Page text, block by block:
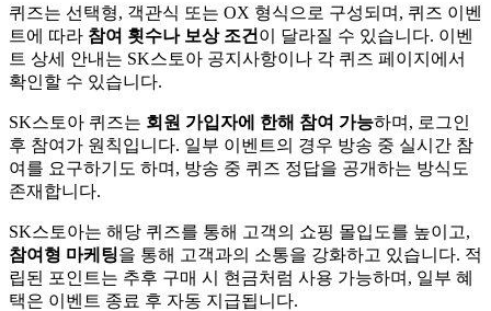
퀴즈는 선택형, 객관식 또는 OX 형식으로 구성되며, 퀴즈 이벤
트에 따라 참여 횟수나 보상 조건 이 달라질 수 있습니다. 이벤
트 상세 안내는 SK스토아 공지사항이나 각 퀴즈 페이지에서
확인할 수 있습니다.
SK스토아 퀴즈는 회원 가입자에 한해 참여 가능하며, 로그인
후 참여가 원칙입니다. 일부 이벤트의 경우 방송 중 실시간 참
여를 요구하기도 하며, 방송 중 퀴즈 정답을 공개하는 방식도
존재합니다.
SK스토아는 해당 퀴즈를 통해 고객의 쇼핑 몰입도를 높이고,
참여형 마케팅을 통해 고객과의 소통을 강화하고 있습니다. 적
립된 포인트는 추후 구매 시 현금처럼 사용 가능하며, 일부 혜
택은 이벤트 종료 후 자동 지급됩니다.